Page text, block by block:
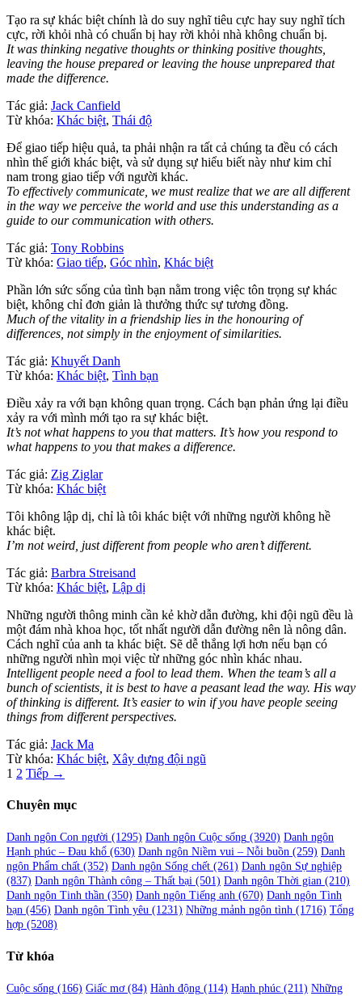
Tạo ra sự khác biệt chính là do suy nghĩ tiêu cực hay suy nghĩ tích
cực, rời khỏi nhà có chuẩn bị hay rời khỏi nhà không chuẩn bị.
It was thinking negative thoughts or thinking positive thoughts,
leaving the house prepared or leaving the house unprepared that
made the difference.
Tác giả: Jack Canfield
Từ khóa: Khác biệt, Thái độ
Để giao tiếp hiệu quả, ta phải nhận ra tất cả chúng ta đều có cách
nhìn thế giới khác biệt, và sử dụng sự hiểu biết này như kim chỉ
nam trong giao tiếp với người khác.
To effectively communicate, we must realize that we are all different
in the way we perceive the world and use this understanding as a
guide to our communication with others.
Tác giả: Tony Robbins
Từ khóa: Giao tiếp, Góc nhìn, Khác biệt
Phần lớn sức sống của tình bạn nằm trong việc tôn trọng sự khác
biệt, không chỉ đơn giản là thưởng thức sự tương đồng.
Much of the vitality in a friendship lies in the honouring of
differences, not simply in the enjoyment of similarities.
Tác giả: Khuyết Danh
Từ khóa: Khác biệt, Tình bạn
Điều xảy ra với bạn không quan trọng. Cách bạn phản ứng lại điều
xảy ra với mình mới tạo ra sự khác biệt.
It’s not what happens to you that matters. It’s how you respond to
what happens to you that makes a difference.
Tác giả: Zig Ziglar
Từ khóa: Khác biệt
Tôi không lập dị, chỉ là tôi khác biệt với những người không hề
khác biệt.
I’m not weird, just different from people who aren’t different.
Tác giả: Barbra Streisand
Từ khóa: Khác biệt, Lập dị
Những người thông minh cần kẻ khờ dẫn đường, khi đội ngũ đều là
một đám nhà khoa học, tốt nhất người dẫn đường nên là nông dân.
Cách nghĩ của anh ta khác biệt. Sẽ dễ thắng lợi hơn nếu bạn có
những người nhìn mọi việc từ những góc nhìn khác nhau.
Intelligent people need a fool to lead them. When the team’s all a
bunch of scientists, it is best to have a peasant lead the way. His way
of thinking is different. It’s easier to win if you have people seeing
things from different perspectives.
Tác giả: Jack Ma
Từ khóa: Khác biệt, Xây dựng đội ngũ
Phân
trang
viết
1 2 Tiếp →
Chuyên mục
Danh ngôn Con người (1295) Danh ngôn Cuộc sống (3920) Danh ngôn
Hạnh phúc – Đau khổ (630) Danh ngôn Niềm vui – Nỗi buồn (259) Danh
ngôn Phẩm chất (352) Danh ngôn Sống chết (261) Danh ngôn Sự nghiệp
(837) Danh ngôn Thành công – Thất bại (501) Danh ngôn Thời gian (210)
Danh ngôn Tinh thần (350) Danh ngôn Tiếng anh (670) Danh ngôn Tình
bạn (456) Danh ngôn Tình yêu (1231) Những mảnh ngôn tình (1716) Tổng
hợp (5208)
Từ khóa
Cuộc sống (166) Giấc mơ(84) Hành động (114) Hạnh phúc (211) Những